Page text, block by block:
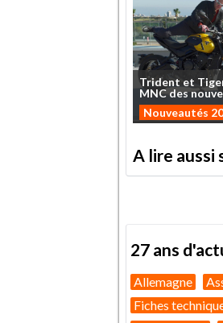
Trident et
MNCdes
Nouveautés
A lire aussi
27 ans
Allemagne
Fiches